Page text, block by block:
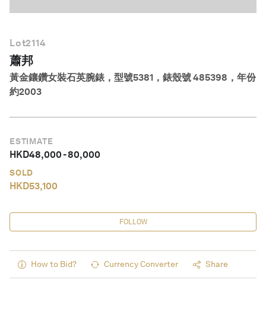
Lot2114
蕭邦
黃金鑲鑽女裝石英腕錶，型號5381，錶殼號 485398，年份
約2003
ESTIMATE
HKD48,000-80,000
SOLD
HKD53,100
FOLLOW
How to Bid? Currency Converter Share